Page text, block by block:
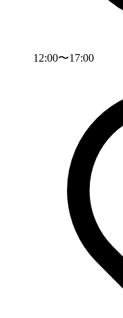
12:00〜17:00